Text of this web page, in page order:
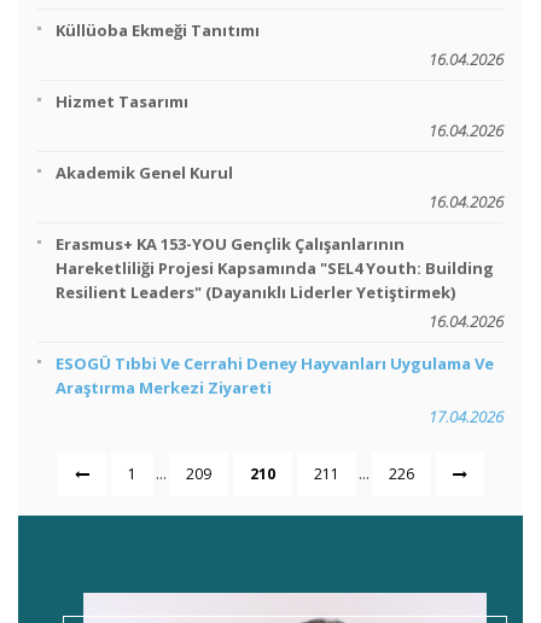
Küllüoba Ekmeği Tanıtımı
16.04.2026
Hizmet Tasarımı
16.04.2026
Akademik Genel Kurul
16.04.2026
Erasmus+ KA 153-YOU Gençlik Çalışanlarının
Hareketliliği Projesi Kapsamında "SEL4 Youth: Building
Resilient Leaders" (Dayanıklı Liderler Yetiştirmek)
16.04.2026
ESOGÜ Tıbbi Ve Cerrahi Deney Hayvanları Uygulama Ve
Araştırma Merkezi Ziyareti
17.04.2026
1 ... 209 210 211 ... 226